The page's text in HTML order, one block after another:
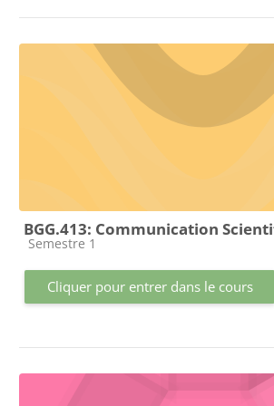
BGG.413: Communication
Catégorie de cours
Semestre 1
Cliquer pour entrer dans le cours